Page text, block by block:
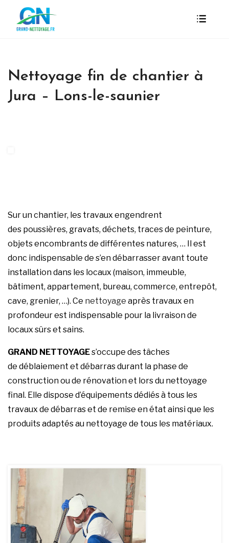
Nettoyage fin de chantier à
Jura – Lons-le-saunier
Sur un chantier, les travaux engendrent
des poussières, gravats, déchets, traces de peinture,
objets encombrants de différentes natures, … Il est
donc indispensable de s’en débarrasser avant toute
installation dans les locaux (maison, immeuble,
bâtiment, appartement, bureau, commerce, entrepôt,
cave, grenier, …). Ce nettoyage après travaux en
profondeur est indispensable pour la livraison de
locaux sûrs et sains.
GRAND NETTOYAGEs’occupe des tâches
de déblaiement et débarras durant la phase de
construction ou de rénovation et lors du nettoyage
final. Elle dispose d’équipements dédiés à tous les
travaux de débarras et de remise en état ainsi que les
produits adaptés au nettoyage de tous les matériaux.